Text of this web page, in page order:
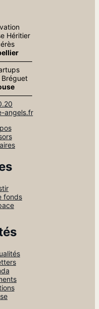
Héritier
Bréguet
angels.fr
fonds